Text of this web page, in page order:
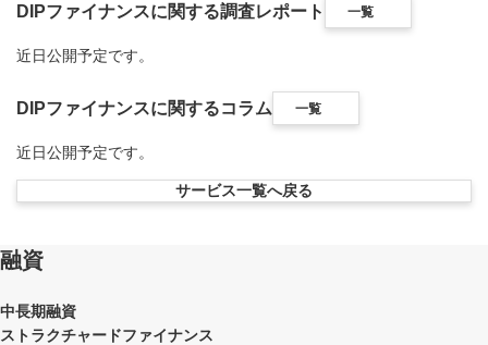
DIPファイナンスに関する調査レポート 一覧
近日公開予定です。
DIPファイナンスに関するコラム 一覧
近日公開予定です。
サービス一覧へ戻る
融資
中長期融資
ストラクチャードファイナンス